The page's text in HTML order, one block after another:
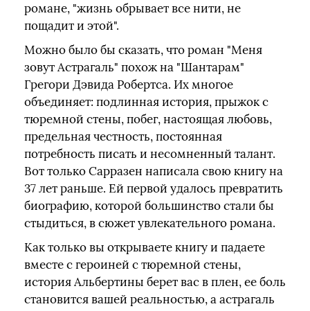
романе, "жизнь обрывает все нити, не
пощадит и этой".
Можно было бы сказать, что роман "Меня
зовут Астрагаль" похож на "Шантарам"
Грегори Дэвида Робертса. Их многое
объединяет: подлинная история, прыжок с
тюремной стены, побег, настоящая любовь,
предельная честность, постоянная
потребность писать и несомненный талант.
Вот только Сарразен написала свою книгу на
37 лет раньше. Ей первой удалось превратить
биографию, которой большинство стали бы
стыдиться, в сюжет увлекательного романа.
Как только вы открываете книгу и падаете
вместе с героиней с тюремной стены,
история Альбертины берет вас в плен, ее боль
становится вашей реальностью, а астрагаль